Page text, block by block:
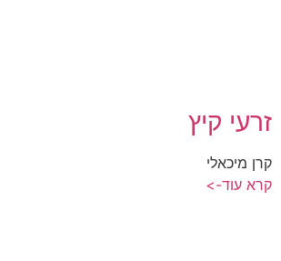
זרעי קיץ
קרן מיכאלי
קרא עוד->